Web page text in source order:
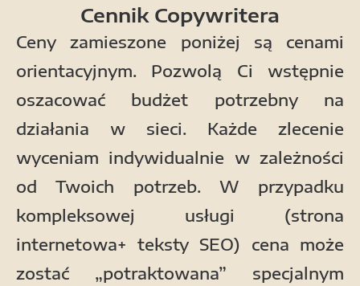
Cennik Copywritera
Ceny zamieszone poniżej są cenami
orientacyjnym. Pozwolą Ci wstępnie
oszacować budżet potrzebny na
działania w sieci. Każde zlecenie
wyceniam indywidualnie w zależności
od Twoich potrzeb. W przypadku
kompleksowej usługi (strona
internetowa+ teksty SEO) cena może
zostać „potraktowana” specjalnym